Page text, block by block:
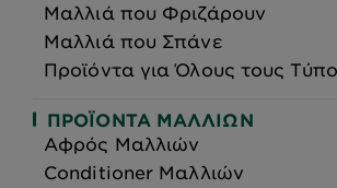
Μαλλιά που Φριζάρουν
Μαλλιά που Σπάνε
Προϊόντα για Όλους τους
ΠΡΟΪΌΝΤΑ ΜΑΛΛΙΏΝ
Αφρός Μαλλιών
Conditioner Μαλλιών